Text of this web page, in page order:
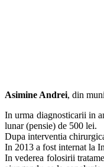
Asimine Andrei, din
In urma diagnosticarii in
lunar (pensie) de 500 lei.
Dupa interventia
In 2013 a fost internat la
In vederea folosirii